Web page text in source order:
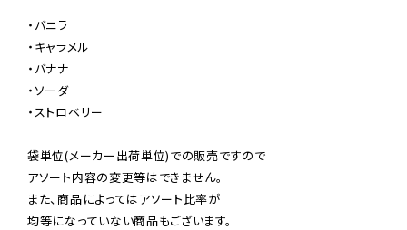
・バニラ
・キャラメル
・バナナ
・ソーダ
・ストロベリー
袋単位(メーカー出荷単位)での販売ですので
アソート内容の変更等はできません。
また、商品によってはアソート比率が
均等になっていない商品もございます。